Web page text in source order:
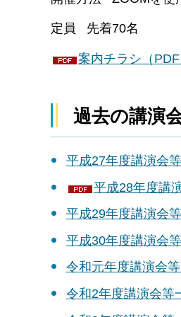
定員 先着70名
案内チラシ（PDF
過去の講演
平成27年度講演会
平成28年度講
平成29年度講演会
平成30年度講演会
令和元年度講演会
令和2年度講演会等